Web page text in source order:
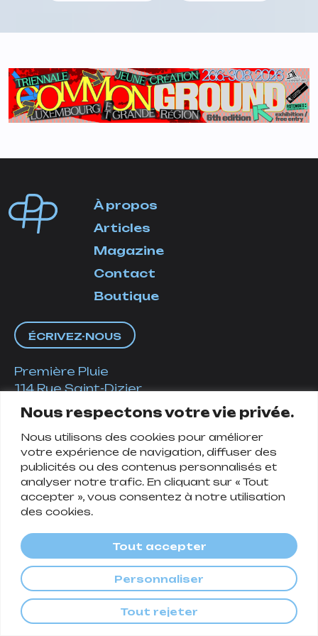
Nous respectons votre vie privée.
Nous utilisons des cookies pour améliorer
votre expérience de navigation, diffuser des
publicités ou des contenus personnalisés et
analyser notre trafic. En cliquant sur « Tout
accepter », vous consentez à notre utilisation
des cookies.
Personnaliser
Tout rejeter
Tout accepter
À propos
Articles
Magazine
Contact
Boutique
ÉCRIVEZ-NOUS
Première Pluie
114 Rue Saint-Dizier
54000 NANCY
contact@premierepluie.com
06 51 14 01 19
Suivez-nous